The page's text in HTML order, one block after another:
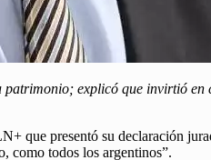
explicó que invirtió
que presentó su declaración
como todos los argentinos”.